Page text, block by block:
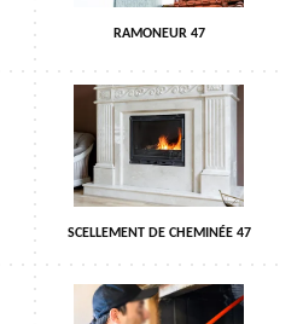
RAMONEUR 47
SCELLEMENT DE CHEMINÉE 47